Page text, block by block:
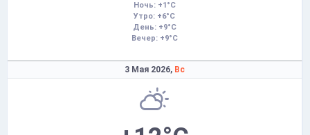
Ночь: +1°C
Утро: +6°C
День: +9°C
Вечер: +9°C
3 Мая 2026, Вс